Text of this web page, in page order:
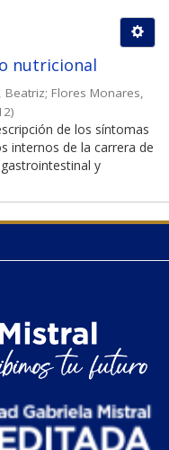
nutricional
Beatriz; Flores Monares,
)
de los síntomas
internos de la carrera de
y